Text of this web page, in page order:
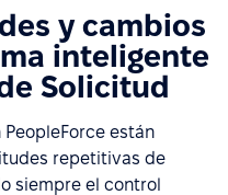
y cambios
inteligente
Solicitud
PeopleForce están
repetitivas de
siempre el control